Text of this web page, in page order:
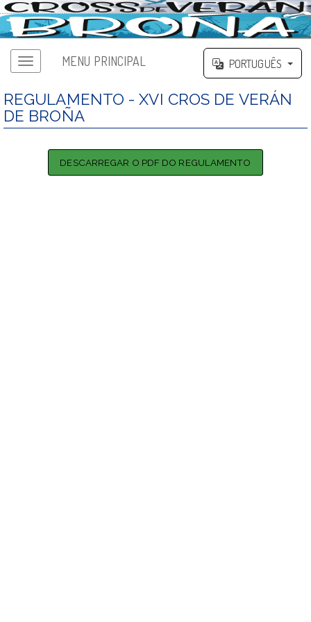
MENU PRINCIPAL PORTUGUÊS
REGULAMENTO - XVI CROS DE VERÁN
DE BROÑA
DESCARREGAR O PDF DO REGULAMENTO